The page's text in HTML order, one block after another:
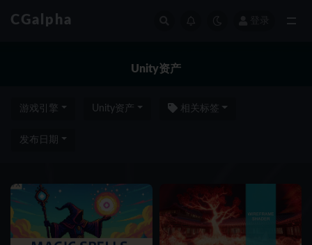
CGalpha
Unity资产
游戏引擎 Unity资产 相关标签
发布日期